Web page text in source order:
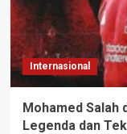
Internasional
Mohamed Salah
Legenda dan